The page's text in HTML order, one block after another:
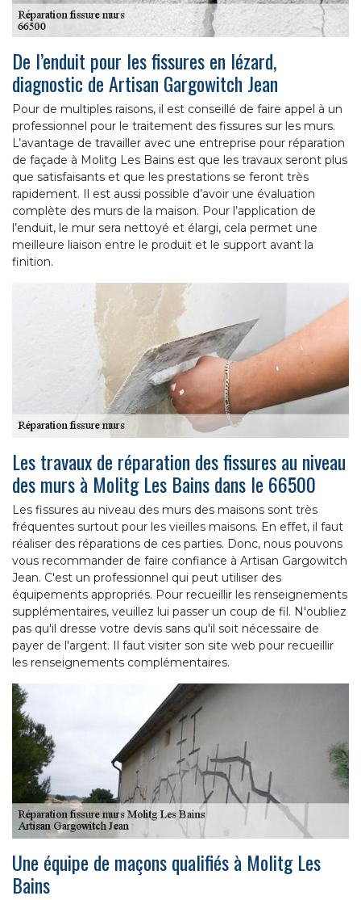
De l’enduit pour les fissures en lézard,
diagnostic de Artisan Gargowitch Jean
Pour de multiples raisons, il est conseillé de faire appel à un
professionnel pour le traitement des fissures sur les murs.
L’avantage de travailler avec une entreprise pour réparation
de façade à Molitg Les Bains est que les travaux seront plus
que satisfaisants et que les prestations se feront très
rapidement. Il est aussi possible d’avoir une évaluation
complète des murs de la maison. Pour l’application de
l’enduit, le mur sera nettoyé et élargi, cela permet une
meilleure liaison entre le produit et le support avant la
finition.
Les travaux de réparation des fissures au niveau
des murs à Molitg Les Bains dans le 66500
Les fissures au niveau des murs des maisons sont très
fréquentes surtout pour les vieilles maisons. En effet, il faut
réaliser des réparations de ces parties. Donc, nous pouvons
vous recommander de faire confiance à Artisan Gargowitch
Jean. C'est un professionnel qui peut utiliser des
équipements appropriés. Pour recueillir les renseignements
supplémentaires, veuillez lui passer un coup de fil. N'oubliez
pas qu'il dresse votre devis sans qu'il soit nécessaire de
payer de l'argent. Il faut visiter son site web pour recueillir
les renseignements complémentaires.
Une équipe de maçons qualifiés à Molitg Les
Bains